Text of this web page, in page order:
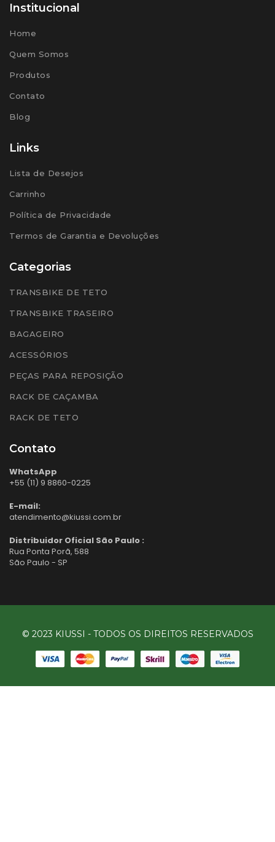
Institucional
Home
Quem Somos
Produtos
Contato
Blog
Links
Lista de Desejos
Carrinho
Política de Privacidade
Termos de Garantia e Devoluções
Categorias
TRANSBIKE DE TETO
TRANSBIKE TRASEIRO
BAGAGEIRO
ACESSÓRIOS
PEÇAS PARA REPOSIÇÃO
RACK DE CAÇAMBA
RACK DE TETO
Contato
WhatsApp
+55 (11) 9 8860-0225
E-mail:
atendimento@kiussi.com.br
Distribuidor Oficial São Paulo :
Rua Ponta Porã, 588
São Paulo - SP
© 2023 KIUSSI - TODOS OS DIREITOS RESERVADOS